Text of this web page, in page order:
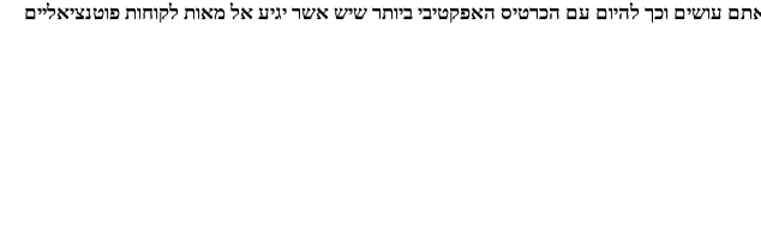
וכך להיום עם הכרטיס האפקטיבי ביותר שיש אשר יגיע אל מאות לקוחות פוטנציאליים